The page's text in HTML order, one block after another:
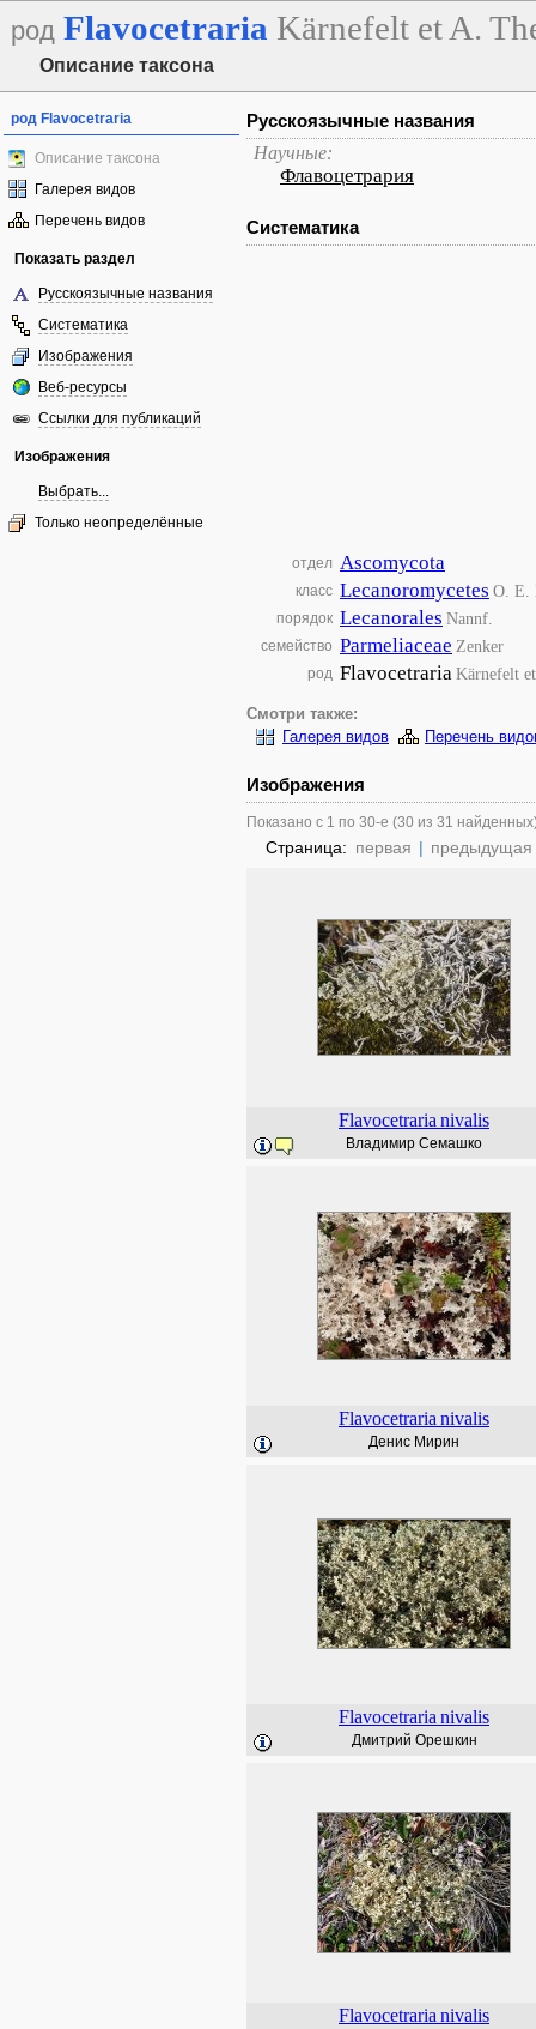
род Flavocetraria Kärnefelt et A.
Описание таксона
род Flavocetraria
Описание таксона
Галерея видов
Перечень видов
Показать раздел
Русскоязычные названия
Систематика
Изображения
Веб-ресурсы
Ссылки для публикаций
Изображения
Выбрать...
Только неопределённые
Русскоязычные названия
Научные:
Флавоцетрария
Систематика
отдел Ascomycota
класс Lecanoromycetes O. E.
порядок Lecanorales Nannf.
семейство Parmeliaceae Zenker
род FlavocetrariaKärnefelt
Смотри также:
Галерея видов
Перечень
Изображения
Показано с 1 по 30-е (30 из 31
Страница: первая | предыдущая
Flavocetraria nivalis
Владимир Семашко
Flavocetraria nivalis
Денис Мирин
Flavocetraria nivalis
Дмитрий Орешкин
Flavocetraria nivalis